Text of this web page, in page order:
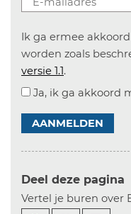
Ik ga ermee
worden zoals
versie 1.1.
Ja, ik ga akkoord
AANMELDEN
Deel deze pagina
Vertel je buren over